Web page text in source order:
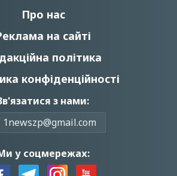
Про нас
на сайті
політика
конфіденційності
з нами:
1newszp@gmail.com
у соцмережах: